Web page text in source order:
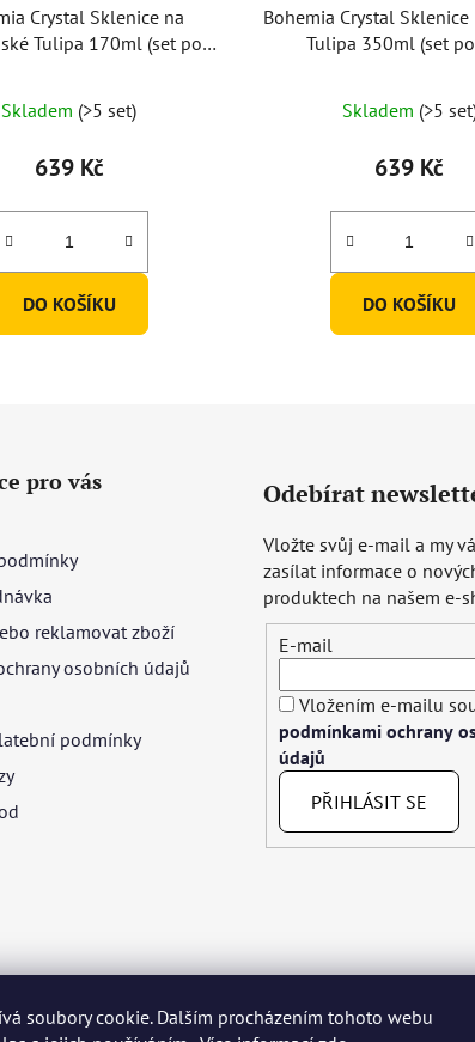
soubory cookie. Dalším procházením tohoto webu
Crystal Sklenice na
Tulipa 170ml (set po
Skladem (>5 set)
639 Kč
DO KOŠÍKU
Bohemia Crystal
Tulipa 350ml (set
Skladem (>5
639 Kč
DO KOŠÍKU
pro vás
reklamovat zboží
osobních údajů
podmínky
Odebírat
Vložte svůj e-mail a my
zasílat informace o
produktech na našem e-
E-mail
Vložením e-mailu
podmínkami ochrany
údajů
PŘIHLÁSIT SE
Język polski Română Italiano Español Français